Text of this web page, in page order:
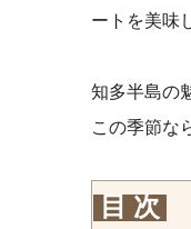
ートを美味
知多半島の
この季節な
目 次